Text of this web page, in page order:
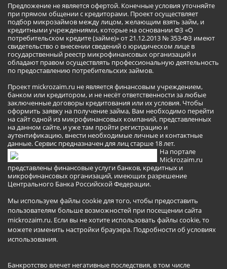
Предложение не является офертой. Конечные условия уточняйте
при прямом общении с кредиторами. Проект осуществляет
подбор микрозаймов между лицом, желающим взять займ, и
кредитными учреждениями, которые на основании ФЗ «О
потребительском кредите (займе)» от 21.12.2013 № 353-ФЗ имеют
свидетельство о внесении сведений о юридическом лице в
государственный реестр микрофинансовых организаций и
обладают правом осуществлять профессиональную деятельность
по предоставлению потребительских займов.
Проект mickrozaim.ru не является финансовым учреждением,
банком или кредитором, и не несёт ответственности за любые
заключенные договоры кредитования или их условия. Чтобы
оформить заявку на получение займа, Вам необходимо перейти
на сайт одной из микрофинансовых компаний, представленных
на данном сайте, и уже там пройти регистрацию и
аутентификацию, внести необходимые личные и контактные
данные. Сервис предназначен для лиц старше 18 лет.
На портале
Mickrozaim.ru
представлены финансовые услуги банков, кредитных и
микрофинансовых организаций, имеющих разрешение
Центрального Банка Российской Федерации.
Мы используем файлы cookie для того, чтобы предоставить
пользователям больше возможностей при посещении сайта
mickrozaim.ru. Если вы не хотите использовать файлы cookie, то
можете изменить настройки браузера. Подробности об условиях
использования.
Банкротство влечет негативные последствия, в том числе